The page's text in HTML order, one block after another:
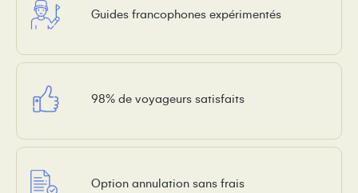
Guides francophones expérimentés
98% de voyageurs satisfaits
Option annulation sans frais